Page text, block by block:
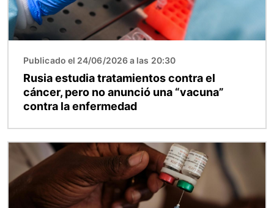
Publicado el 24/06/2026 a las 20:30
Rusia estudia tratamientos contra el
cáncer, pero no anunció una “vacuna”
contra la enfermedad
Imagen